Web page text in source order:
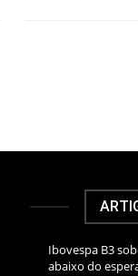
Ibovespa B3
abaixo do